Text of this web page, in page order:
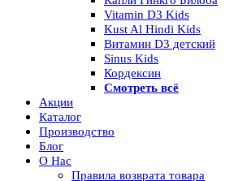
Vitamin D3 Kids
Kust Al Hindi Kids
Витамин D3 детский
Sinus Kids
Кордексин
Смотреть всё
Акции
Каталог
Производство
Блог
О Нас
Правила возврата товара